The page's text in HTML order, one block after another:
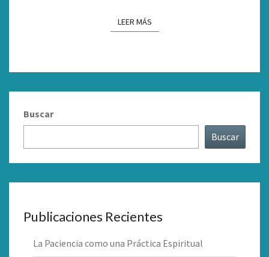
LEER MÁSLEER MÁS
Buscar
Buscar
Publicaciones Recientes
La Paciencia como una Práctica Espiritual